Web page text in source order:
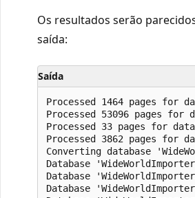
Os resultados serão
saída:
Saída
Processed 1464 pages for
Processed 53096 pages
Processed 33 pages for
Processed 3862 pages for
Converting database
Database
Database
Database